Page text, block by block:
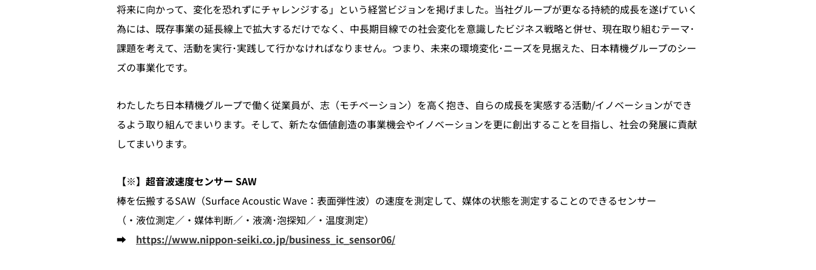
将来に向かって、変化を恐れずにチャレンジする」という経営ビジョンを掲げました。当社グループが更なる持続的成長を遂げていく
為には、既存事業の延長線上で拡大するだけでなく、中長期目線での社会変化を意識したビジネス戦略と併せ、現在取り組むテーマ･
課題を考えて、活動を実行･実践して行かなければなりません。つまり、未来の環境変化･ニーズを見据えた、日本精機グループのシー
ズの事業化です。
わたしたち日本精機グループで働く従業員が、志（モチベーション）を高く抱き、自らの成長を実感する活動/イノベーションができ
るよう取り組んでまいります。そして、新たな価値創造の事業機会やイノベーションを更に創出することを目指し、社会の発展に貢献
してまいります。
【※】超音波速度センサー SAW
棒を伝搬するSAW（Surface Acoustic Wave：表面弾性波）の速度を測定して、媒体の状態を測定することのできるセンサー
（・液位測定／・媒体判断／・液滴･泡探知／・温度測定）
➡ https://www.nippon-seiki.co.jp/business_ic_sensor06/